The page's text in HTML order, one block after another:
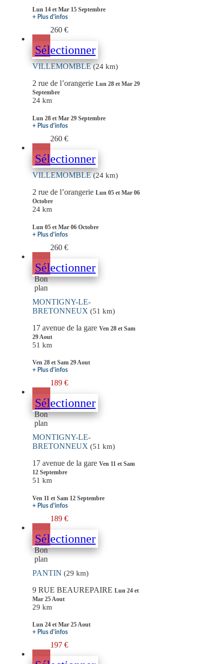
Lun 14 et Mar 15 Septembre
+ Plus d'infos
260 €
Sélectionner
VILLEMOMBLE(24 km)
2 rue de l’orangerie Lun 28 et Mar 29
Septembre
24 km
Lun 28 et Mar 29 Septembre
+ Plus d'infos
260 €
Sélectionner
VILLEMOMBLE(24 km)
2 rue de l’orangerie Lun 05 et Mar 06
Octobre
24 km
Lun 05 et Mar 06 Octobre
+ Plus d'infos
260 €
Sélectionner
Bon
plan
MONTIGNY-LE-
BRETONNEUX (51 km)
17 avenue de la gare Ven 28 et Sam
29 Aout
51 km
Ven 28 et Sam 29 Aout
+ Plus d'infos
189 €
Sélectionner
Bon
plan
MONTIGNY-LE-
BRETONNEUX (51 km)
17 avenue de la gare Ven 11 et Sam
12 Septembre
51 km
Ven 11 et Sam 12 Septembre
+ Plus d'infos
189 €
Sélectionner
Bon
plan
PANTIN (29 km)
9 RUE BEAUREPAIRE Lun 24 et
Mar 25 Aout
29 km
Lun 24 et Mar 25 Aout
+ Plus d'infos
197 €